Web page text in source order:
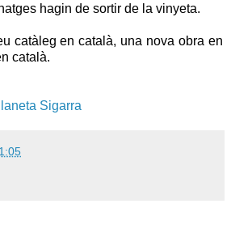
hagin de sortir de la vinyeta.
catàleg en català, una nova obra en
català.
Sigarra